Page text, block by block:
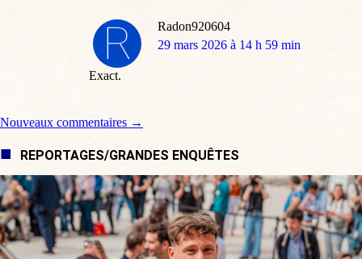
Radon920604
dit
29 mars 2026 à 14 h 59 min
Exact.
Navigation de commentaire
Nouveaux commentaires →
REPORTAGES/GRANDES ENQUÊTES